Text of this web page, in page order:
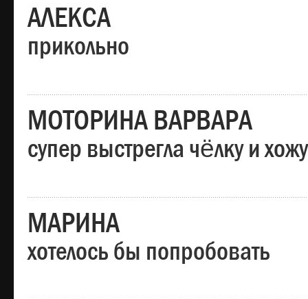
АЛЕКСА
прикольно
МОТОРИНА ВАРВАРА
супер выстрегла чёлку и
МАРИНА
хотелось бы попробовать